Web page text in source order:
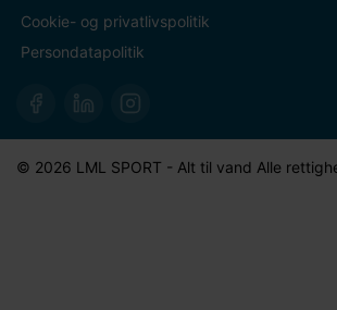
Cookie- og privatlivspolitik
Persondatapolitik
© 2026 LML SPORT - Alt til vand Alle